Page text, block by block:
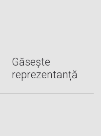
Găsește
reprezentanță